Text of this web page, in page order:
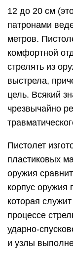
12 до 20 см
патронами
метров.
комфортной
стрелять из
выстрела,
цель. Всякий
чрезвычайно
Пистолет
пластиковых
оружия
корпус оружия
которая
процессе
ударно-
и узлы